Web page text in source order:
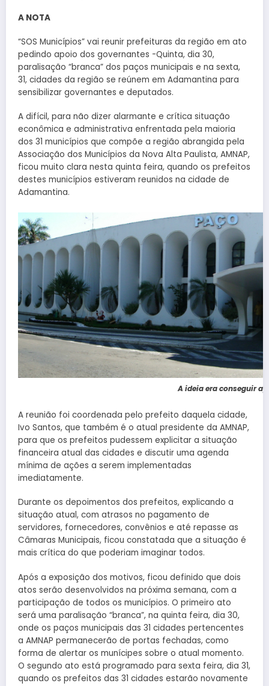
A NOTA
“SOS Municípios” vai reunir prefeituras da região em ato
pedindo apoio dos governantes -Quinta, dia 30,
paralisação “branca” dos paços municipais e na sexta,
31, cidades da região se reúnem em Adamantina para
sensibilizar governantes e deputados.
A difícil, para não dizer alarmante e crítica situação
econômica e administrativa enfrentada pela maioria
dos 31 municípios que compõe a região abrangida pela
Associação dos Municípios da Nova Alta Paulista, AMNAP,
ficou muito clara nesta quinta feira, quando os prefeitos
destes municípios estiveram reunidos na cidade de
Adamantina.
A ideia era conseguir
A reunião foi coordenada pelo prefeito daquela cidade,
Ivo Santos, que também é o atual presidente da AMNAP,
para que os prefeitos pudessem explicitar a situação
financeira atual das cidades e discutir uma agenda
mínima de ações a serem implementadas
imediatamente.
Durante os depoimentos dos prefeitos, explicando a
situação atual, com atrasos no pagamento de
servidores, fornecedores, convênios e até repasse as
Câmaras Municipais, ficou constatada que a situação é
mais crítica do que poderiam imaginar todos.
Após a exposição dos motivos, ficou definido que dois
atos serão desenvolvidos na próxima semana, com a
participação de todos os municípios. O primeiro ato
será uma paralisação “branca”, na quinta feira, dia 30,
onde os paços municipais das 31 cidades pertencentes
a AMNAP permanecerão de portas fechadas, como
forma de alertar os munícipes sobre o atual momento.
O segundo ato está programado para sexta feira, dia 31,
quando os prefeitos das 31 cidades estarão novamente